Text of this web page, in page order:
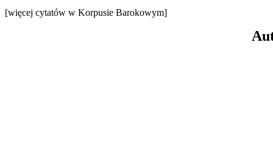
[więcej cytatów w Korpusie Barokowym]